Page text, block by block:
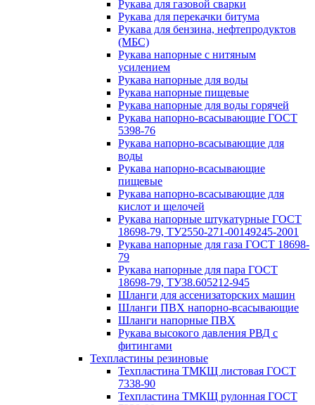
Рукава для газовой сварки
Рукава для перекачки битума
Рукава для бензина, нефтепродуктов
(МБС)
Рукава напорные с нитяным
усилением
Рукава напорные для воды
Рукава напорные пищевые
Рукава напорные для воды горячей
Рукава напорно-всасывающие ГОСТ
5398-76
Рукава напорно-всасывающие для
воды
Рукава напорно-всасывающие
пищевые
Рукава напорно-всасывающие для
кислот и щелочей
Рукава напорные штукатурные ГОСТ
18698-79, ТУ2550-271-00149245-2001
Рукава напорные для газа ГОСТ 18698-
79
Рукава напорные для пара ГОСТ
18698-79, ТУ38.605212-945
Шланги для ассенизаторских машин
Шланги ПВХ напорно-всасывающие
Шланги напорные ПВХ
Рукава высокого давления РВД с
фитингами
Техпластины резиновые
Техпластина ТМКЩ листовая ГОСТ
7338-90
Техпластина ТМКЩ рулонная ГОСТ